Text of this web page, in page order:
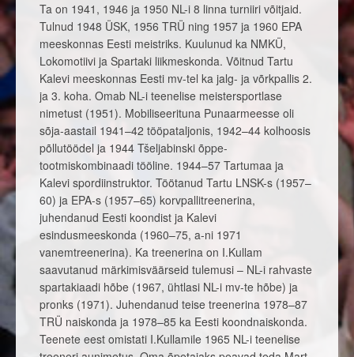
Ta on 1941, 1946 ja 1950 NL-i 8 linna turniiri võitjaid.
Tulnud 1948 ÜSK, 1956 TRÜ ning 1957 ja 1960 EPA
meeskonnas Eesti meistriks. Kuulunud ka NMKÜ,
Lokomotiivi ja Spartaki liikmeskonda. Võitnud Tartu
Kalevi meeskonnas Eesti mv-tel ka jalg- ja võrkpallis 2.
ja 3. koha. Omab NL-i teenelise meistersportlase
nimetust (1951). Mobiliseerituna Punaarmeesse oli
sõja-aastail 1941–42 tööpataljonis, 1942–44 kolhoosis
põllutöödel ja 1944 Tšeljabinski õppe-
tootmiskombinaadi tööline. 1944–57 Tartumaa ja
Kalevi spordiinstruktor. Töötanud Tartu LNSK-s (1957–
60) ja EPA-s (1957–65) korvpallitreenerina,
juhendanud Eesti koondist ja Kalevi
esindusmeeskonda (1960–75, a-ni 1971
vanemtreenerina). Ka treenerina on I.Kullam
saavutanud märkimisväärseid tulemusi – NL-i rahvaste
spartakiaadi hõbe (1967, ühtlasi NL-i mv-te hõbe) ja
pronks (1971). Juhendanud teise treenerina 1978–87
TRÜ naiskonda ja 1978–85 ka Eesti koondnaiskonda.
Teenete eest omistati I.Kullamile 1965 NL-i teenelise